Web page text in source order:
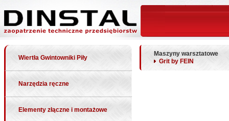
Wiertła Gwintowniki Piły
Narzędzia ręczne
Elementy złączne i montażowe
Maszyny warsztatowe
Grit by FEIN